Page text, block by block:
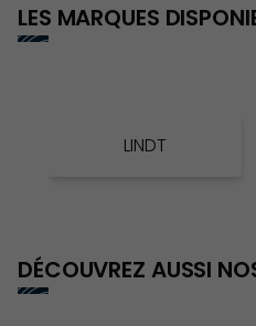
LES MARQUES
LINDT
DÉCOUVREZ AUSSI